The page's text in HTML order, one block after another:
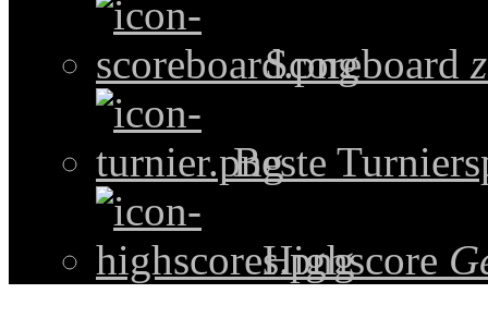
Scoreboard
Beste
Highscore